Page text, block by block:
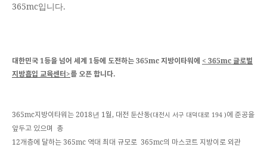
365mc입니다.
대한민국 1등을 넘어 세계 1등에 도전하는 365mc 지방이타워에 < 365mc 글로벌
지방흡입 교육센터 >를 오픈 합니다.
365mc지방이타워는 2018년 1월, 대전 둔산동(대전시 서구 대덕대로 194 )에 준공을
앞두고 있으며 총
12개층에 달하는 365mc 역대 최대 규모로 365mc의 마스코트 지방이로 외관